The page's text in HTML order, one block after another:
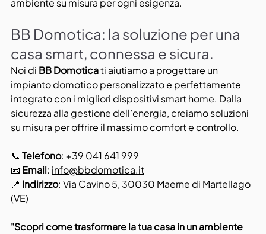
ambiente su misura per ogni esigenza.
BB Domotica: la soluzione per una
casa smart, connessa e sicura.
Noi di BB Domotica ti aiutiamo a progettare un
impianto domotico personalizzato e perfettamente
integrato con i migliori dispositivi smart home. Dalla
sicurezza alla gestione dell’energia, creiamo soluzioni
su misura per offrire il massimo comfort e controllo.
📞 Telefono: +39 041 641 999
📧 Email: info@bbdomotica.it
📍 Indirizzo: Via Cavino 5, 30030 Maerne di Martellago
(VE)
"Scopri come trasformare la tua casa in un ambiente